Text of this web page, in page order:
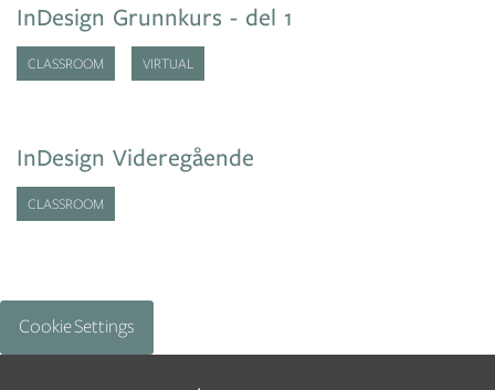
InDesign Grunnkurs - del 1
CLASSROOM VIRTUAL
InDesign Videregående
CLASSROOM
Cookie Settings